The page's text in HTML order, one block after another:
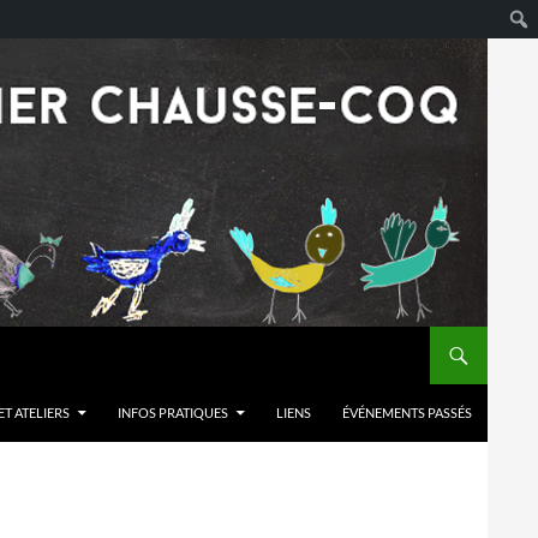
ATELIERS INFOS PRATIQUES LIENS ÉVÉNEMENTS PASSÉS